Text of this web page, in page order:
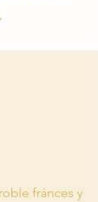
fránces y